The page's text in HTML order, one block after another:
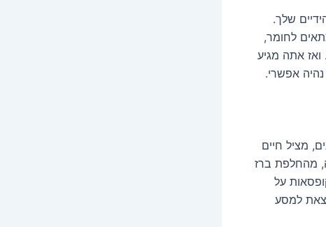
שלך.
לחומר,
אתה מגיע
אפשרי.
מציל חיים
מהחלפת ברז
על
בלי שתצטרך לצאת למסע